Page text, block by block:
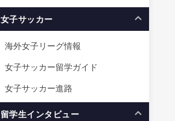
女子サッカー
海外女子リーグ情報
女子サッカー留学ガイド
女子サッカー進路
留学生インタビュー